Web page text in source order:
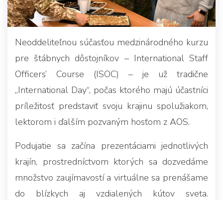
Neoddeliteľnou súčasťou medzinárodného kurzu
pre štábnych dôstojníkov – International Staff
Officers’ Course (ISOC) – je už tradične
„International Day“, počas ktorého majú účastníci
príležitosť predstaviť svoju krajinu spolužiakom,
lektorom i ďalším pozvaným hosťom z AOS.
Podujatie sa začína prezentáciami jednotlivých
krajín, prostredníctvom ktorých sa dozvedáme
množstvo zaujímavostí a virtuálne sa prenášame
do blízkych aj vzdialených kútov sveta.